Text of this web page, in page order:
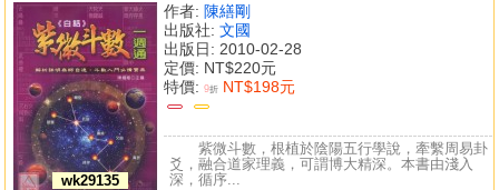
wk29135
作者: 陳繕剛
出版社: 文國
出版日: 2010-02-28
定價: NT$220元
特價: 9折 NT$198元
紫微斗數，根植於陰陽五行學說，牽繫周易卦
爻，融合道家理義，可謂博大精深。本書由淺入
深，循序...